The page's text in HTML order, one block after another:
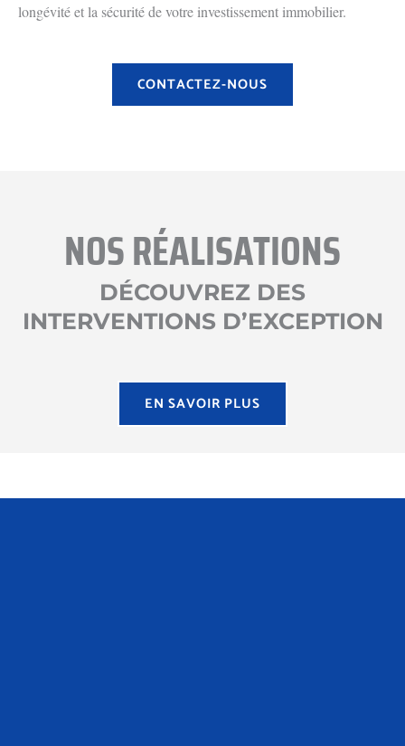
longévité et la sécurité de votre investissement immobilier.
CONTACTEZ-NOUS
NOS RÉALISATIONS
DÉCOUVREZ DES
INTERVENTIONS D’EXCEPTION
EN SAVOIR PLUS